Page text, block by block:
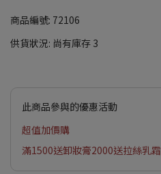
商品編號: 72106
供貨狀況: 尚有庫存 3
此商品參與的優惠活動
超值加價購
滿1500送卸妝膏2000送拉絲乳霜